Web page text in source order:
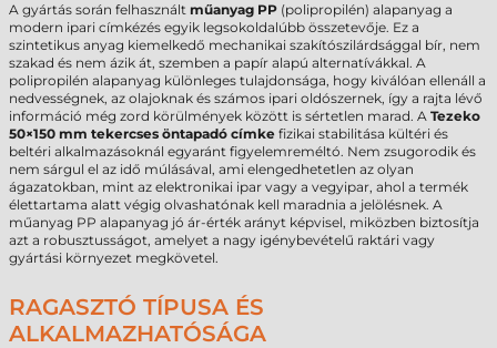
A gyártás során felhasznált műanyag PP (polipropilén) alapanyag a
modern ipari címkézés egyik legsokoldalúbb összetevője. Ez a
szintetikus anyag kiemelkedő mechanikai szakítószilárdsággal bír, nem
szakad és nem ázik át, szemben a papír alapú alternatívákkal. A
polipropilén alapanyag különleges tulajdonsága, hogy kiválóan ellenáll a
nedvességnek, az olajoknak és számos ipari oldószernek, így a rajta lévő
információ még zord körülmények között is sértetlen marad. A Tezeko
50×150 mm tekercses öntapadó címke fizikai stabilitása kültéri és
beltéri alkalmazásoknál egyaránt figyelemreméltó. Nem zsugorodik és
nem sárgul el az idő múlásával, ami elengedhetetlen az olyan
ágazatokban, mint az elektronikai ipar vagy a vegyipar, ahol a termék
élettartama alatt végig olvashatónak kell maradnia a jelölésnek. A
műanyag PP alapanyag jó ár-érték arányt képvisel, miközben biztosítja
azt a robusztusságot, amelyet a nagy igénybevételű raktári vagy
gyártási környezet megkövetel.
RAGASZTÓ TÍPUSA ÉS
ALKALMAZHATÓSÁGA